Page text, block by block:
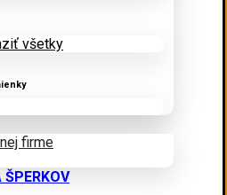
všetky
firme
ŠPERKOV